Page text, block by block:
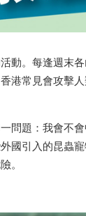
動。每逢週末
港常見會攻擊
問題：我會不
國引入的昆蟲
。